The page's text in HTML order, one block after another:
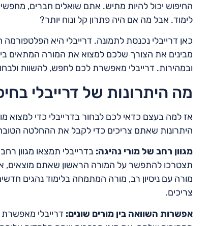
החיפוש יכול להיות מתיש. אתם שואלים חברים,
לימוד. אבל מה אם היה פתרון קל ונוח יותר?
כאן דרייבלי נכנסת לתמונה. דרייבלי היא
מבינים את הצורך שלכם למצוא את המורה המתאים
ובמהירות. דרייבלי מאפשרת לכם לחפש, להשוות
מה היתרונות של דרייבלי
אז למה בעצם כדאי לכם לבחור בדרייבלי כדי למצוא
היתרונות שאתם צריכים כדי לקבל את ההחלטה
מגוון רחב של מורי נהיגה: בדרייבלי תמצאו מגוון
תצטרכו להתפשר על המורה הראשון שאתם מוצאים,
מורה עם ניסיון רב, מורה המתמחה בלימוד נהגים
צריכים.
אפשרות השוואה בין מורים שונים: דרייבלי מאפשרת